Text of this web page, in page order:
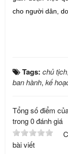
cho người dân,
Tags: chủ tịch,
ban hành, kế
Tổng số điểm
trong 0 đánh giá
bài viết